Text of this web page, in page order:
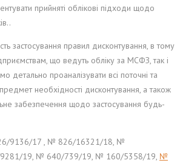
прийняті облікові підходи щодо
застосування правил дисконтування, в тому
що ведуть обліку за МСФЗ, так і
проаналізувати всі поточні та
необхідності дисконтування, а також
забезпечення щодо застосування будь-
9136/17 , № 826/16321/18, №
19, № 640/739/19, № 160/5358/19, №